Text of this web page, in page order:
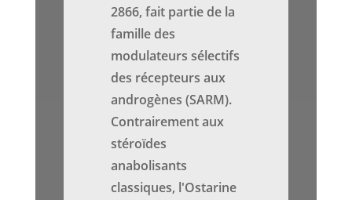
2866, fait partie de la
famille des
modulateurs sélectifs
des récepteurs aux
androgènes (SARM).
Contrairement aux
stéroïdes
anabolisants
classiques, l'Ostarine